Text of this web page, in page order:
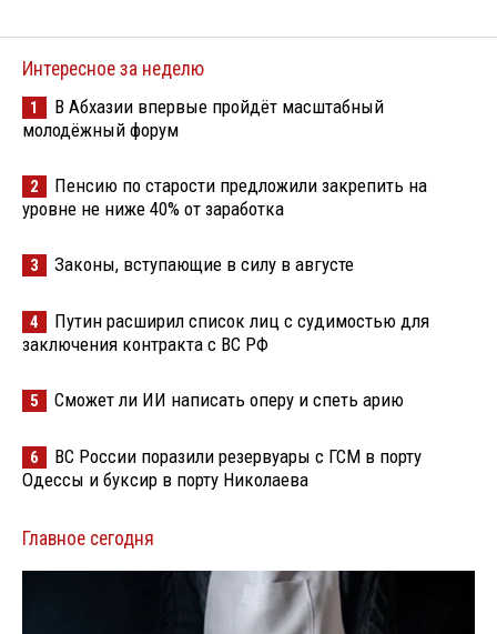
Интересное за неделю
1
В Абхазии впервые пройдёт масштабный
молодёжный форум
2
Пенсию по старости предложили закрепить на
уровне не ниже 40% от заработка
3 Законы, вступающие в силу в августе
4
Путин расширил список лиц с судимостью для
заключения контракта с ВС РФ
5 Сможет ли ИИ написать оперу и спеть арию
6
ВС России поразили резервуары с ГСМ в порту
Одессы и буксир в порту Николаева
Главное сегодня